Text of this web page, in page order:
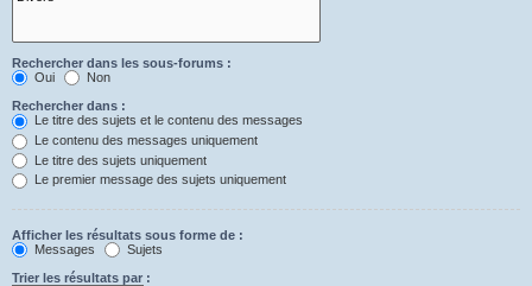
Rechercher dans les sous-forums :
Oui
Non
Rechercher dans :
Le titre des sujets et le contenu des messages
Le contenu des messages uniquement
Le titre des sujets uniquement
Le premier message des sujets uniquement
Afficher les résultats sous forme de :
Messages
Sujets
Trier les résultats par :